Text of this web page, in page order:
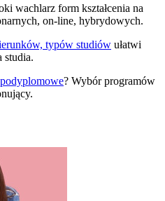
wachlarz form kształcenia na
on-line, hybrydowych.
typów studiów ułatwi
studia.
? Wybór programów